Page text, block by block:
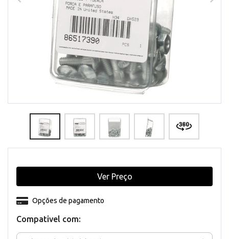
Compativel com:
Opções de pagamento
Ver Preço